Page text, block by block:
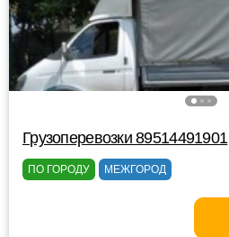
Грузоперевозки 89514491901
ПО ГОРОДУ МЕЖГОРОД